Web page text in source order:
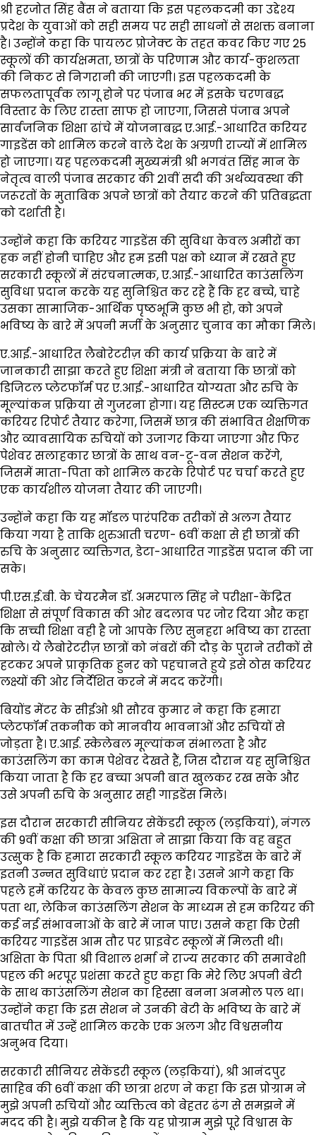
श्री हरजोत सिंह बैंस ने बताया कि इस पहलकदमी का उद्देश्य
प्रदेश के युवाओं को सही समय पर सही साधनों से सशक्त बनाना
है। उन्होंने कहा कि पायलट प्रोजेक्ट के तहत कवर किए गए 25
स्कूलों की कार्यक्षमता, छात्रों के परिणाम और कार्य-कुशलता
की निकट से निगरानी की जाएगी। इस पहलकदमी के
सफलतापूर्वक लागू होने पर पंजाब भर में इसके चरणबद्ध
विस्तार के लिए रास्ता साफ हो जाएगा, जिससे पंजाब अपने
सार्वजनिक शिक्षा ढांचे में योजनाबद्ध ए.आई.-आधारित करियर
गाइडेंस को शामिल करने वाले देश के अग्रणी राज्यों में शामिल
हो जाएगा। यह पहलकदमी मुख्यमंत्री श्री भगवंत सिंह मान के
नेतृत्व वाली पंजाब सरकार की 21वीं सदी की अर्थव्यवस्था की
जरूरतों के मुताबिक अपने छात्रों को तैयार करने की प्रतिबद्धता
को दर्शाती है।
उन्होंने कहा कि करियर गाइडेंस की सुविधा केवल अमीरों का
हक नहीं होनी चाहिए और हम इसी पक्ष को ध्यान में रखते हुए
सरकारी स्कूलों में संरचनात्मक, ए.आई.-आधारित काउंसलिंग
सुविधा प्रदान करके यह सुनिश्चित कर रहे हैं कि हर बच्चे, चाहे
उसका सामाजिक-आर्थिक पृष्ठभूमि कुछ भी हो, को अपने
भविष्य के बारे में अपनी मर्जी के अनुसार चुनाव का मौका मिले।
ए.आई.-आधारित लैबोरेटरीज़ की कार्य प्रक्रिया के बारे में
जानकारी साझा करते हुए शिक्षा मंत्री ने बताया कि छात्रों को
डिजिटल प्लेटफॉर्म पर ए.आई.-आधारित योग्यता और रुचि के
मूल्यांकन प्रक्रिया से गुजरना होगा। यह सिस्टम एक व्यक्तिगत
करियर रिपोर्ट तैयार करेगा, जिसमें छात्र की संभावित शैक्षणिक
और व्यावसायिक रुचियों को उजागर किया जाएगा और फिर
पेशेवर सलाहकार छात्रों के साथ वन-टू-वन सेशन करेंगे,
जिसमें माता-पिता को शामिल करके रिपोर्ट पर चर्चा करते हुए
एक कार्यशील योजना तैयार की जाएगी।
उन्होंने कहा कि यह मॉडल पारंपरिक तरीकों से अलग तैयार
किया गया है ताकि शुरुआती चरण- 6वीं कक्षा से ही छात्रों की
रुचि के अनुसार व्यक्तिगत, डेटा-आधारित गाइडेंस प्रदान की जा
सके।
पी.एस.ई.बी. के चेयरमैन डॉ. अमरपाल सिंह ने परीक्षा-केंद्रित
शिक्षा से संपूर्ण विकास की ओर बदलाव पर जोर दिया और कहा
कि सच्ची शिक्षा वही है जो आपके लिए सुनहरा भविष्य का रास्ता
खोले। ये लैबोरेटरीज़ छात्रों को नंबरों की दौड़ के पुराने तरीकों से
हटकर अपने प्राकृतिक हुनर को पहचानते हुये इसे ठोस करियर
लक्ष्यों की ओर निर्देशित करने में मदद करेंगी।
बियोंड मेंटर के सीईओ श्री सौरव कुमार ने कहा कि हमारा
प्लेटफॉर्म तकनीक को मानवीय भावनाओं और रुचियों से
जोड़ता है। ए.आई. स्केलेबल मूल्यांकन संभालता है और
काउंसलिंग का काम पेशेवर देखते हैं, जिस दौरान यह सुनिश्चित
किया जाता है कि हर बच्चा अपनी बात खुलकर रख सके और
उसे अपनी रुचि के अनुसार सही गाइडेंस मिले।
इस दौरान सरकारी सीनियर सेकेंडरी स्कूल (लड़कियां), नंगल
की 9वीं कक्षा की छात्रा अक्षिता ने साझा किया कि वह बहुत
उत्सुक है कि हमारा सरकारी स्कूल करियर गाइडेंस के बारे में
इतनी उन्नत सुविधाएं प्रदान कर रहा है। उसने आगे कहा कि
पहले हमें करियर के केवल कुछ सामान्य विकल्पों के बारे में
पता था, लेकिन काउंसलिंग सेशन के माध्यम से हम करियर की
कई नई संभावनाओं के बारे में जान पाए। उसने कहा कि ऐसी
करियर गाइडेंस आम तौर पर प्राइवेट स्कूलों में मिलती थी।
अक्षिता के पिता श्री विशाल शर्मा ने राज्य सरकार की समावेशी
पहल की भरपूर प्रशंसा करते हुए कहा कि मेरे लिए अपनी बेटी
के साथ काउंसलिंग सेशन का हिस्सा बनना अनमोल पल था।
उन्होंने कहा कि इस सेशन ने उनकी बेटी के भविष्य के बारे में
बातचीत में उन्हें शामिल करके एक अलग और विश्वसनीय
अनुभव दिया।
सरकारी सीनियर सेकेंडरी स्कूल (लड़कियां), श्री आनंदपुर
साहिब की 6वीं कक्षा की छात्रा शरण ने कहा कि इस प्रोग्राम ने
मुझे अपनी रुचियों और व्यक्तित्व को बेहतर ढंग से समझने में
मदद की है। मुझे यकीन है कि यह प्रोग्राम मुझे पूरे विश्वास के